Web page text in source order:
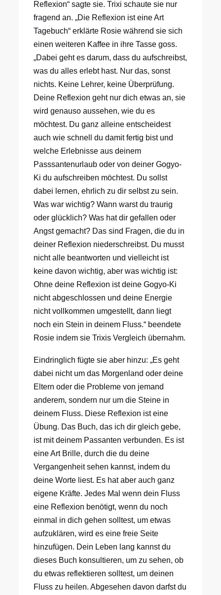
Reflexion“ sagte sie. Trixi schaute sie nur
fragend an. „Die Reflexion ist eine Art
Tagebuch“ erklärte Rosie während sie sich
einen weiteren Kaffee in ihre Tasse goss.
„Dabei geht es darum, dass du aufschreibst,
was du alles erlebt hast. Nur das, sonst
nichts. Keine Lehrer, keine Überprüfung.
Deine Reflexion geht nur dich etwas an, sie
wird genauso aussehen, wie du es
möchtest. Du ganz alleine entscheidest
auch wie schnell du damit fertig bist und
welche Erlebnisse aus deinem
Passsantenurlaub oder von deiner Gogyo-
Ki du aufschreiben möchtest. Du sollst
dabei lernen, ehrlich zu dir selbst zu sein.
Was war wichtig? Wann warst du traurig
oder glücklich? Was hat dir gefallen oder
Angst gemacht? Das sind Fragen, die du in
deiner Reflexion niederschreibst. Du musst
nicht alle beantworten und vielleicht ist
keine davon wichtig, aber was wichtig ist:
Ohne deine Reflexion ist deine Gogyo-Ki
nicht abgeschlossen und deine Energie
nicht vollkommen umgestellt, dann liegt
noch ein Stein in deinem Fluss.“ beendete
Rosie indem sie Trixis Vergleich übernahm.
Eindringlich fügte sie aber hinzu: „Es geht
dabei nicht um das Morgenland oder deine
Eltern oder die Probleme von jemand
anderem, sondern nur um die Steine in
deinem Fluss. Diese Reflexion ist eine
Übung. Das Buch, das ich dir gleich gebe,
ist mit deinem Passanten verbunden. Es ist
eine Art Brille, durch die du deine
Vergangenheit sehen kannst, indem du
deine Worte liest. Es hat aber auch ganz
eigene Kräfte. Jedes Mal wenn dein Fluss
eine Reflexion benötigt, wenn du noch
einmal in dich gehen solltest, um etwas
aufzuklären, wird es eine freie Seite
hinzufügen. Dein Leben lang kannst du
dieses Buch konsultieren, um zu sehen, ob
du etwas reflektieren solltest, um deinen
Fluss zu heilen. Abgesehen davon darfst du